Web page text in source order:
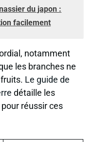
du japon :
facilement
notamment
les branches ne
Le guide de
détaille les
réussir ces